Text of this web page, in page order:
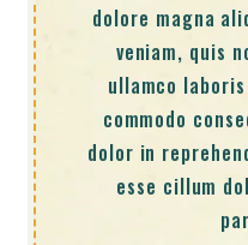
dolore magna
veniam, quis
ullamco
commodo
dolor in
esse cillum